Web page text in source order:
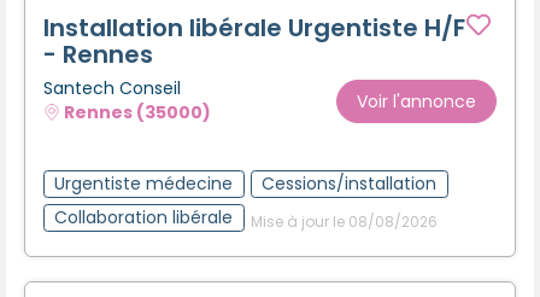
Se connecter avec LinkedIn
Inscrivez-vous en un clic !
Installation libérale Urgentiste H/F
- Rennes
Santech Conseil
Rennes (35000)
Voir l'annonce
Urgentiste médecine
Cessions/installation
Collaboration libérale
Mise à jour le 08/08/2026